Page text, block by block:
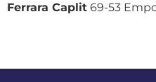
Ferrara Caplit 69-53